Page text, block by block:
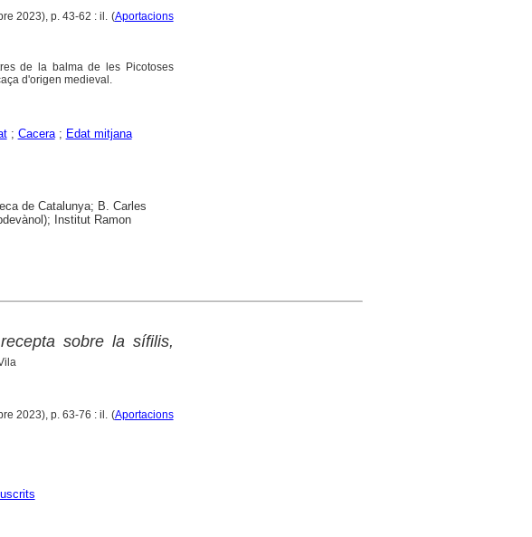
2023), p. 43-62 : il. (Aportacions
de la balma de les Picotoses
d'origen medieval.
; Cacera; Edat mitjana
de Catalunya; B. Carles
Institut Ramon
sobre la sífilis,
2023), p. 63-76 : il. (Aportacions